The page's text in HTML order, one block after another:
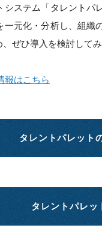
システム「タレント
一元化・分析し、組
ぜひ導入を検討して
報はこちら
タレントパレット
タレントパレッ